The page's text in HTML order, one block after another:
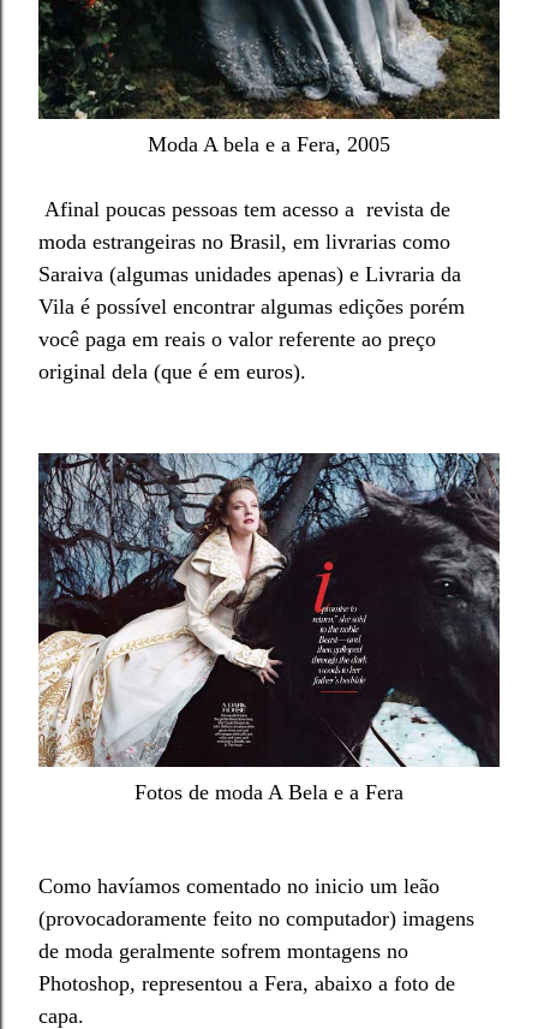
Moda A bela e a Fera, 2005
Afinal poucas pessoas tem acesso a revista de
moda estrangeiras no Brasil, em livrarias como
Saraiva (algumas unidades apenas) e Livraria da
Vila é possível encontrar algumas edições porém
você paga em reais o valor referente ao preço
original dela (que é em euros).
Fotos de moda A Bela e a Fera
Como havíamos comentado no inicio um leão
(provocadoramente feito no computador) imagens
de moda geralmente sofrem montagens no
Photoshop, representou a Fera, abaixo a foto de
capa.